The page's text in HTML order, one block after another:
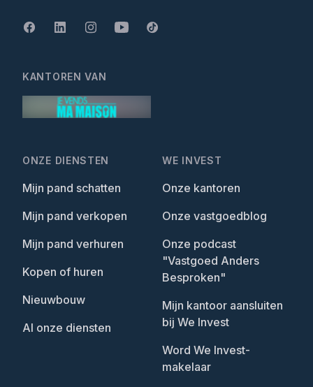
ONZE DIENSTEN
Mijn pand schatten
Mijn pand verkopen
Mijn pand verhuren
Kopen of huren
Nieuwbouw
Al onze diensten
WE INVEST
Onze kantoren
Onze vastgoedblog
Onze podcast
"Vastgoed Anders
Besproken"
Mijn kantoor aansluiten
bij We Invest
Word We Invest-
makelaar
KANTOREN VAN